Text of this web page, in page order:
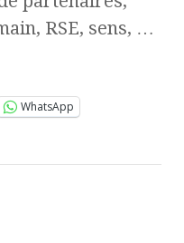
RSE, sens, …
WhatsApp